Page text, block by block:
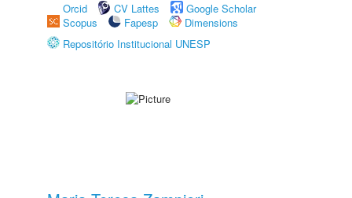
Orcid
CV Lattes
Google Scholar
Scopus
Fapesp
Dimensions
Repositório Institucional UNESP